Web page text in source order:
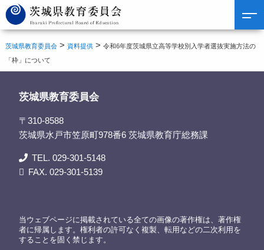
茨城県教育委員会 > 資料提供 >令和6年度茨城県立高等学校別入学者選抜実施方法の
「枠」について
茨城県教育委員会
〒310-8588
茨城県水戸市笠原町978番6 茨城県教育庁総務課
TEL. 029-301-5148
FAX. 029-301-5139
当ウェブページに掲載されている全ての画像の著作権は、著作権
者に帰属します。権利者の許可なく複製、転用などの二次利用を
することを固く禁じます。